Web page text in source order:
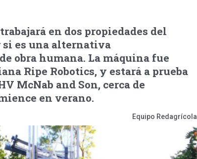
en dos propiedades del
si es una alternativa
obra humana. La máquina fue
Ripe Robotics, y estará a prueba
McNab and Son, cerca de
en verano.
Equipo Redagrícola